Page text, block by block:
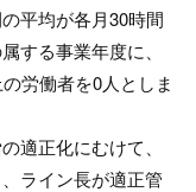
平均が各月30時間
する事業年度に、
労働者を0人としま
適正化にむけて、
ライン長が適正管